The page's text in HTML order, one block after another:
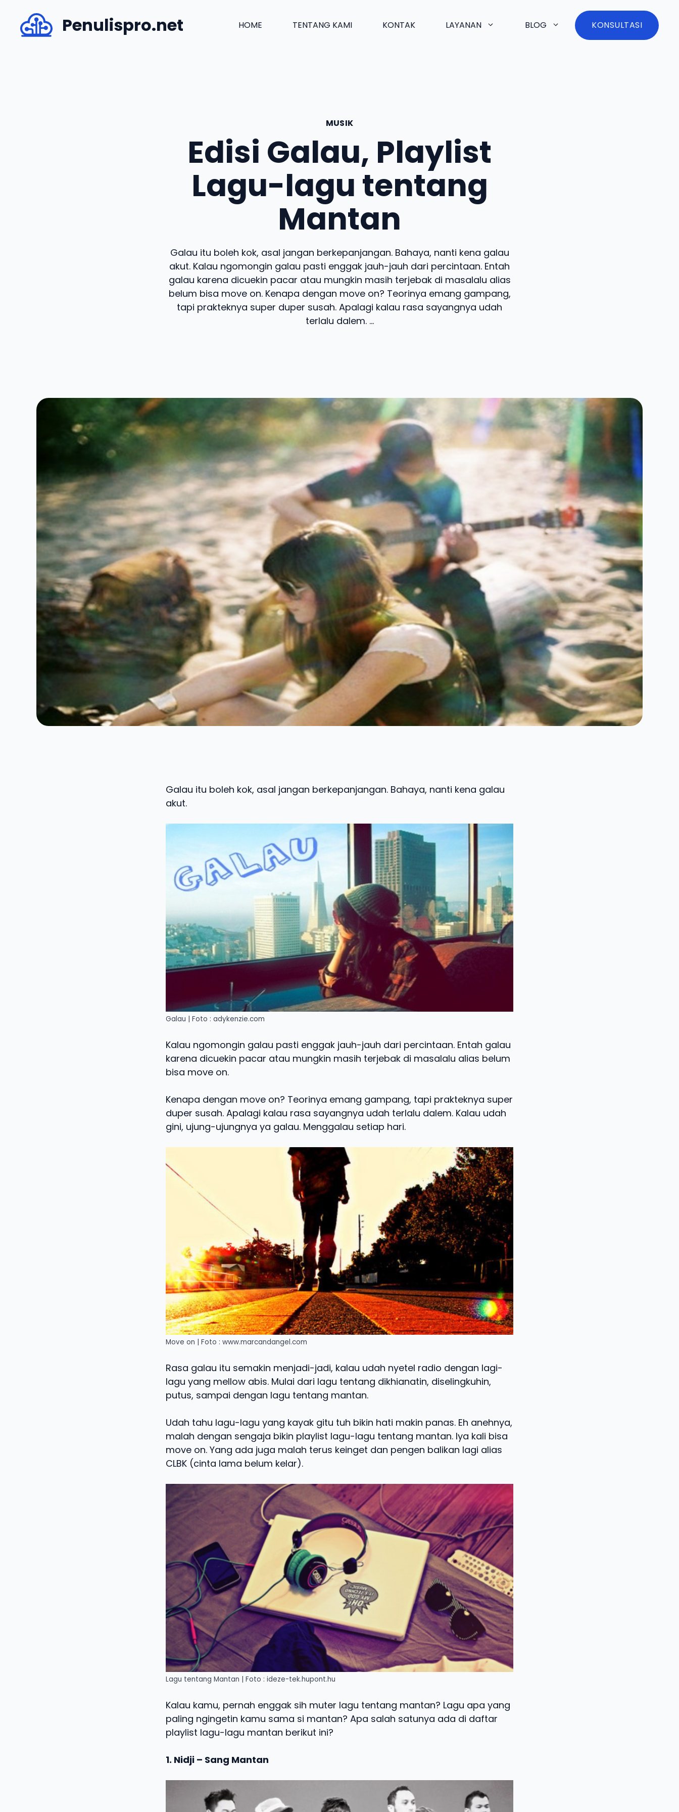
content
Penulispro.net HOME TENTANG KAMI KONTAK LAYANAN BLOG KONSULTASI
MUSIK
Edisi Galau, Playlist
Lagu-lagu tentang
Mantan
Galau itu boleh kok, asal jangan berkepanjangan. Bahaya, nanti kena galau
akut. Kalau ngomongin galau pasti enggak jauh-jauh dari percintaan. Entah
galau karena dicuekin pacar atau mungkin masih terjebak di masalalu alias
belum bisa move on. Kenapa dengan move on? Teorinya emang gampang,
tapi prakteknya super duper susah. Apalagi kalau rasa sayangnya udah
terlalu dalem. ...
Galau itu boleh kok, asal jangan berkepanjangan. Bahaya, nanti kena galau
akut.
Galau | Foto : adykenzie.com
Kalau ngomongin galau pasti enggak jauh-jauh dari percintaan. Entah galau
karena dicuekin pacar atau mungkin masih terjebak di masalalu alias belum
bisa move on.
Kenapa dengan move on? Teorinya emang gampang, tapi prakteknya super
duper susah. Apalagi kalau rasa sayangnya udah terlalu dalem. Kalau udah
gini, ujung-ujungnya ya galau. Menggalau setiap hari.
Move on | Foto : www.marcandangel.com
Rasa galau itu semakin menjadi-jadi, kalau udah nyetel radio dengan lagi-
lagu yang mellow abis. Mulai dari lagu tentang dikhianatin, diselingkuhin,
putus, sampai dengan lagu tentang mantan.
Udah tahu lagu-lagu yang kayak gitu tuh bikin hati makin panas. Eh anehnya,
malah dengan sengaja bikin playlist lagu-lagu tentang mantan. Iya kali bisa
move on. Yang ada juga malah terus keinget dan pengen balikan lagi alias
CLBK (cinta lama belum kelar).
Lagu tentang Mantan | Foto : ideze-tek.hupont.hu
Kalau kamu, pernah enggak sih muter lagu tentang mantan? Lagu apa yang
paling ngingetin kamu sama si mantan? Apa salah satunya ada di daftar
playlist lagu-lagu mantan berikut ini?
1. Nidji – Sang Mantan